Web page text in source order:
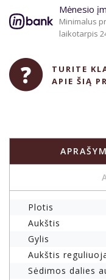
Mėnesio
Minimalus
laikotarpis
TURITE
APIE ŠIĄ
Plotis
Aukštis
Gylis
Aukštis
Sėdimos dalies